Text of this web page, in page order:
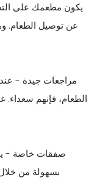
يكون مطعمك على
عن توصيل الطعام.
الطعام، فإنهم سعداء.
بسهولة من